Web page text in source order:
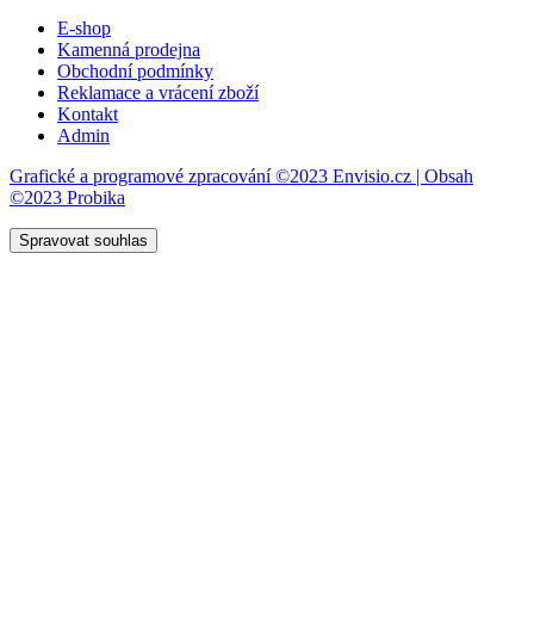
E-shop
Kamenná prodejna
Obchodní podmínky
Reklamace a vrácení zboží
Kontakt
Admin
Grafické a programové zpracování ©2023 Envisio.cz | Obsah
©2023 Probika
Spravovat souhlas